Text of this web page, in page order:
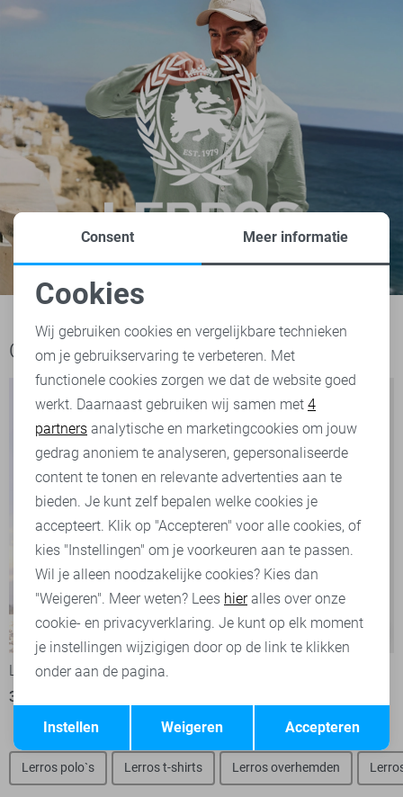
Ook het bekijken waard
-50%
Lerros Polo
30,00
V7 -50%
Lerros polo`s Lerros t-shirts Lerros overhemden
Noodzakelijke cookies
Personalisatie cookies
Analytische cookies
Marketing cookies
Terug Opslaan
Consent Meer informatie
Cookies
Wij gebruiken cookies en vergelijkbare technieken
om je gebruikservaring te verbeteren. Met
functionele cookies zorgen we dat de website goed
werkt. Daarnaast gebruiken wij samen met 4
partners analytische en marketingcookies om jouw
gedrag anoniem te analyseren, gepersonaliseerde
content te tonen en relevante advertenties aan te
bieden. Je kunt zelf bepalen welke cookies je
accepteert. Klik op "Accepteren" voor alle cookies, of
kies "Instellingen" om je voorkeuren aan te passen.
Wil je alleen noodzakelijke cookies? Kies dan
"Weigeren". Meer weten? Lees hieralles over onze
cookie- en privacyverklaring. Je kunt op elk moment
je instellingen wijzigigen door op de link te klikken
onder aan de pagina.
Accepteren
Weigeren
Instellen